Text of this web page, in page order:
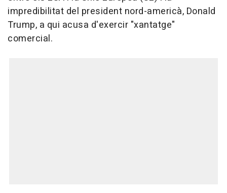
impredibilitat del president nord-americà, Donald
Trump, a qui acusa d'exercir "xantatge"
comercial.